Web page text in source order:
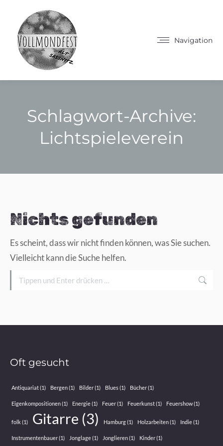
Navigation
Schlagwort-Archive:
Lichtspieleverein
Nichts gefunden
Es scheint, dass wir nicht finden können, was Sie suchen.
Vielleicht kann die Suche helfen.
Search:
Oft gesucht
Antiquariat(1) Bergen(1) Bilder(1) Blues(1) Bücher(1)
Eigenkompositionen(1) Energie(1) Feuer(1) Feuerkunst(1) Feuershow(1)
folk (1) Gitarre (3) Hamburg(1) Holzarbeiten(1) Indie(1)
Instrumentenbauer(1) Jonglage(1) Jonglieren(1) Kinder(1)